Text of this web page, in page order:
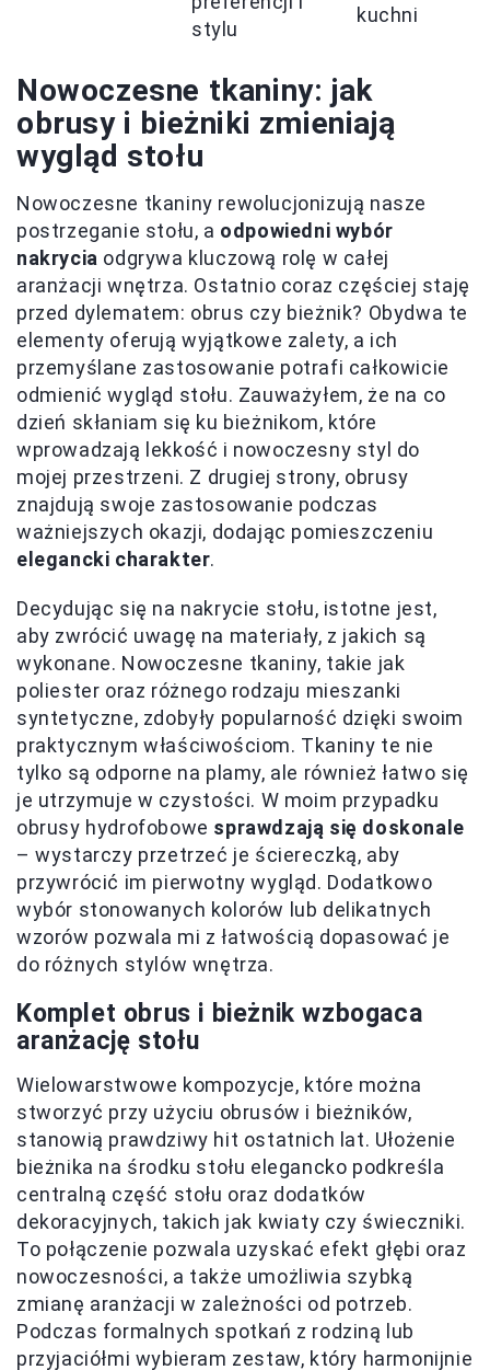
stylu
kuchni
Nowoczesne tkaniny: jak
obrusy i bieżniki zmieniają
wygląd stołu
Nowoczesne tkaniny rewolucjonizują nasze
postrzeganie stołu, a odpowiedni wybór
nakrycia odgrywa kluczową rolę w całej
aranżacji wnętrza. Ostatnio coraz częściej staję
przed dylematem: obrus czy bieżnik? Obydwa te
elementy oferują wyjątkowe zalety, a ich
przemyślane zastosowanie potrafi całkowicie
odmienić wygląd stołu. Zauważyłem, że na co
dzień skłaniam się ku bieżnikom, które
wprowadzają lekkość i nowoczesny styl do
mojej przestrzeni. Z drugiej strony, obrusy
znajdują swoje zastosowanie podczas
ważniejszych okazji, dodając pomieszczeniu
elegancki charakter.
Decydując się na nakrycie stołu, istotne jest,
aby zwrócić uwagę na materiały, z jakich są
wykonane. Nowoczesne tkaniny, takie jak
poliester oraz różnego rodzaju mieszanki
syntetyczne, zdobyły popularność dzięki swoim
praktycznym właściwościom. Tkaniny te nie
tylko są odporne na plamy, ale również łatwo się
je utrzymuje w czystości. W moim przypadku
obrusy hydrofobowe sprawdzają się doskonale
– wystarczy przetrzeć je ściereczką, aby
przywrócić im pierwotny wygląd. Dodatkowo
wybór stonowanych kolorów lub delikatnych
wzorów pozwala mi z łatwością dopasować je
do różnych stylów wnętrza.
Komplet obrus i bieżnik wzbogaca
aranżację stołu
Wielowarstwowe kompozycje, które można
stworzyć przy użyciu obrusów i bieżników,
stanowią prawdziwy hit ostatnich lat. Ułożenie
bieżnika na środku stołu elegancko podkreśla
centralną część stołu oraz dodatków
dekoracyjnych, takich jak kwiaty czy świeczniki.
To połączenie pozwala uzyskać efekt głębi oraz
nowoczesności, a także umożliwia szybką
zmianę aranżacji w zależności od potrzeb.
Podczas formalnych spotkań z rodziną lub
przyjaciółmi wybieram zestaw, który harmonijnie